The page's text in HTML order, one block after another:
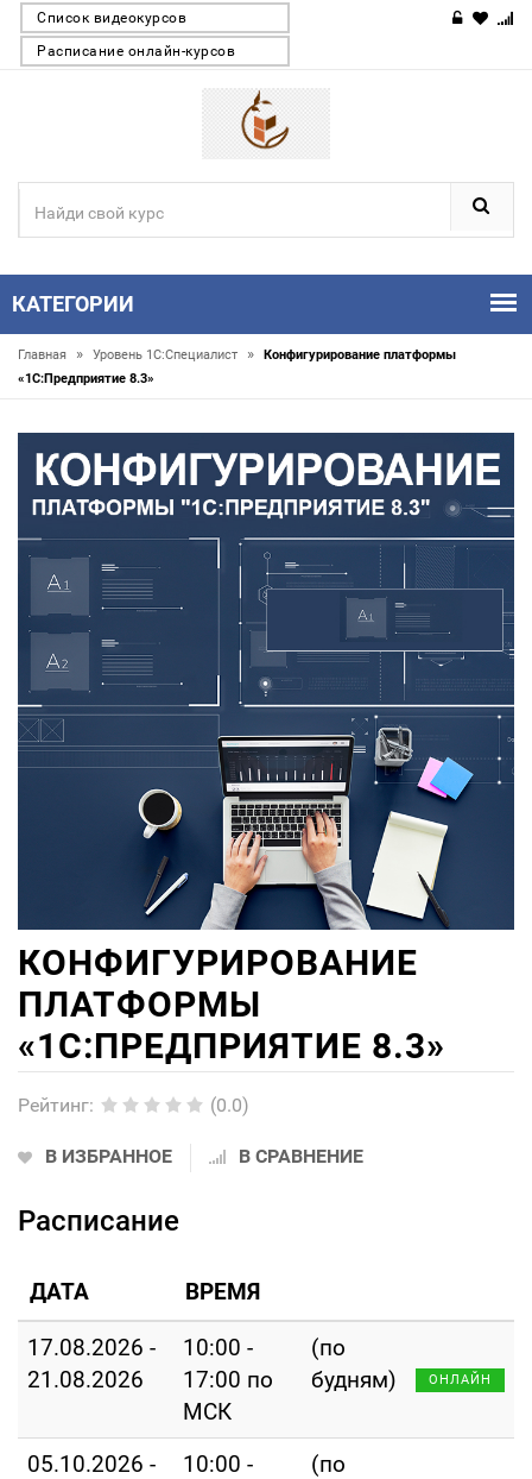
Список видеокурсов
Расписание онлайн-курсов
КАТЕГОРИИ
Главная » Уровень 1С:Специалист »
Конфигурирование платформы
«1С:Предприятие 8.3»
КОНФИГУРИРОВАНИЕ
ПЛАТФОРМЫ
«1С:ПРЕДПРИЯТИЕ 8.3»
Рейтинг: (0.0)
В ИЗБРАННОЕ В СРАВНЕНИЕ
Расписание
ДАТА ВРЕМЯ
17.08.2026 -
21.08.2026
10:00 -
17:00 по
МСК
(по
будням)
ОНЛАЙН
05.10.2026 -
10:00 -
(по